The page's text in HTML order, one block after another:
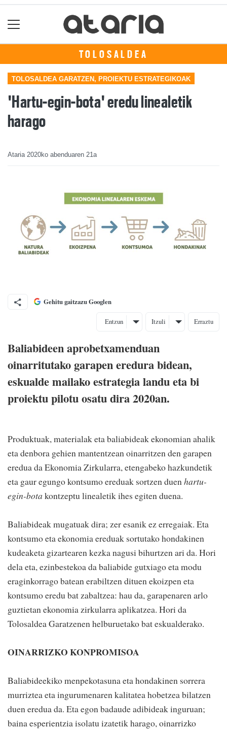
TOLOSALDEA
TOLOSALDEA GARATZEN, PROIEKTU ESTRATEGIKOAK
'Hartu-egin-bota' eredu linealetik
harago
Ataria 2020ko abenduaren 21a
Gehitu gaitzazu Googlen
Entzun Itzuli Erraztu
Baliabideen aprobetxamenduan
oinarritutako garapen eredura bidean,
eskualde mailako estrategia landu eta bi
proiektu pilotu osatu dira 2020an.
Produktuak, materialak eta baliabideak ekonomian ahalik
eta denbora gehien mantentzean oinarritzen den garapen
eredua da Ekonomia Zirkularra, etengabeko hazkundetik
eta gaur egungo kontsumo ereduak sortzen duenhartu-
egin-bota kontzeptu linealetik ihes egiten duena.
Baliabideak mugatuak dira; zer esanik ez erregaiak. Eta
kontsumo eta ekonomia ereduak sortutako hondakinen
kudeaketa gizartearen kezka nagusi bihurtzen ari da. Hori
dela eta, ezinbestekoa da baliabide gutxiago eta modu
eraginkorrago batean erabiltzen dituen ekoizpen eta
kontsumo eredu bat zabaltzea: hau da, garapenaren arlo
guztietan ekonomia zirkularra aplikatzea. Hori da
Tolosaldea Garatzenen helburuetako bat eskualderako.
OINARRIZKO KONPROMISOA
Baliabideekiko menpekotasuna eta hondakinen sorrera
murriztea eta ingurumenaren kalitatea hobetzea bilatzen
duen eredua da. Eta egon badaude adibideak inguruan;
baina esperientzia isolatu izatetik harago, oinarrizko